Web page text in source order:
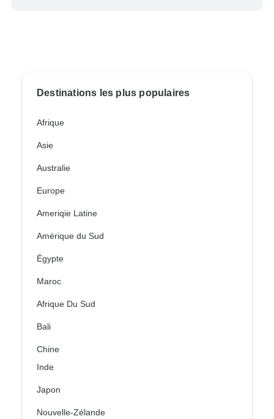
Destinations les plus populaires
Afrique
Asie
Australie
Europe
Ameriqie Latine
Amérique du Sud
Égypte
Maroc
Afrique Du Sud
Bali
Chine
Inde
Japon
Nouvelle-Zélande